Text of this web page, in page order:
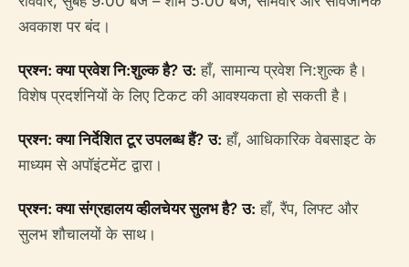
अवकाश पर बंद।
प्रश्न: क्या प्रवेश नि:शुल्क है? उ: हाँ, सामान्य प्रवेश नि:शुल्क है।
विशेष प्रदर्शनियों के लिए टिकट की आवश्यकता हो सकती है।
प्रश्न: क्या निर्देशित टूर उपलब्ध हैं? उ: हाँ, आधिकारिक वेबसाइट के
माध्यम से अपॉइंटमेंट द्वारा।
प्रश्न: क्या संग्रहालय व्हीलचेयर सुलभ है? उ: हाँ, रैंप, लिफ्ट और
सुलभ शौचालयों के साथ।